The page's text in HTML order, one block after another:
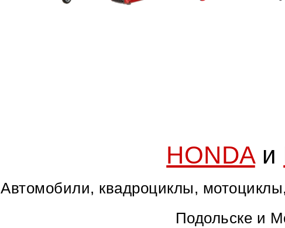
HONDAи
Автомобили, квадроциклы,
Подольске и